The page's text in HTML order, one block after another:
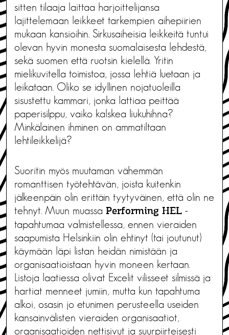
sitten tilaaja laittaa harjoittelijansa
lajittelemaan leikkeet tarkempien aihepiirien
mukaan kansioihin. Sirkusaiheisia leikkeitä tuntui
olevan hyvin monesta suomalaisesta lehdestä,
sekä suomen että ruotsin kielellä. Yritin
mielikuvitella toimistoa, jossa lehtiä luetaan ja
leikataan. Oliko se idyllinen nojatuoleilla
sisustettu kammari, jonka lattiaa peittää
paperisilppu, vaiko kalskea liukuhihna?
Minkälainen ihminen on ammatiltaan
lehtileikkelijä?
Suoritin myös muutaman vähemmän
romanttisen työtehtävän, joista kuitenkin
jälkeenpäin olin erittäin tyytyväinen, että olin ne
tehnyt. Muun muassa Performing HEL -
tapahtumaa valmistellessa, ennen vieraiden
saapumista Helsinkiin olin ehtinyt (tai joutunut)
käymään läpi listan heidän nimistään ja
organisaatioistaan hyvin moneen kertaan.
Listoja laatiessa olivat Excelit vilisseet silmissä ja
hartiat menneet jumiin, mutta kun tapahtuma
alkoi, osasin jo etunimen perusteella useiden
kansainvälisten vieraiden organisaatiot,
organisaatioiden nettisivut ja suurpiirteisesti